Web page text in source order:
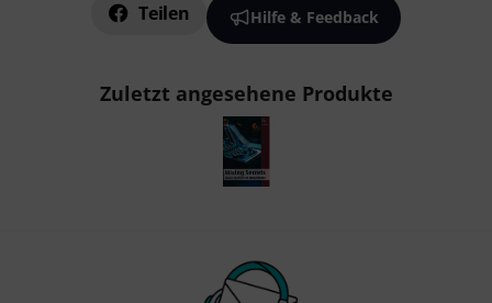
Teilen Hilfe & Feedback
Zuletzt angesehene Produkte